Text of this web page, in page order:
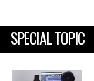
SPECIAL TOPIC